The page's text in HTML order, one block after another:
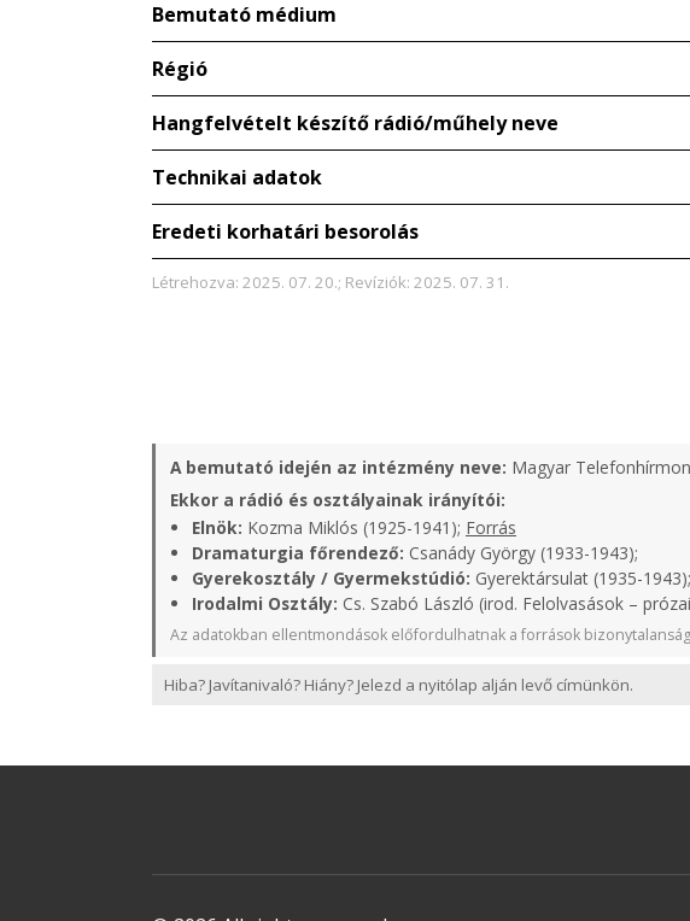
Bemutató médium
Régió
Hangfelvételt készítő rádió/műhely neve
Technikai adatok
Eredeti korhatári besorolás
Létrehozva: 2025. 07. 20.; Revíziók: 2025. 07. 31.
A bemutató idején az intézmény neve: Magyar
Ekkor a rádió és osztályainak irányítói:
Elnök: Kozma Miklós (1925-1941); Forrás
Dramaturgia főrendező: Csanády György (1933-1943);
Gyerekosztály / Gyermekstúdió: Gyerektársulat (1935-1943);
Irodalmi Osztály: Cs. Szabó László (irod. Felolvasások –
Az adatokban ellentmondások előfordulhatnak a források
Hiba? Javítanivaló? Hiány? Jelezd a nyitólap alján levő címünkön.